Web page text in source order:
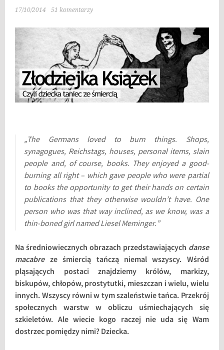
17/10/2014 51 komentarzy
„The Germans loved to burn things. Shops,
synagogues, Reichstags, houses, personal items, slain
people and, of course, books. They enjoyed a good-
burning all right – which gave people who were partial
to books the opportunity to get their hands on certain
publications that they otherwise wouldn’t have. One
person who was that way inclined, as we know, was a
thin-boned girl named Liesel Meminger.”
Na średniowiecznych obrazach przedstawiających danse
macabreze śmiercią tańczą niemal wszyscy. Wśród
pląsających postaci znajdziemy królów, markizy,
biskupów, chłopów, prostytutki, mieszczan i wielu, wielu
innych. Wszyscy równi w tym szaleństwie tańca. Przekrój
społecznych warstw w obliczu uśmiechających się
szkieletów. Ale wiecie kogo raczej nie uda się Wam
dostrzec pomiędzy nimi? Dziecka.